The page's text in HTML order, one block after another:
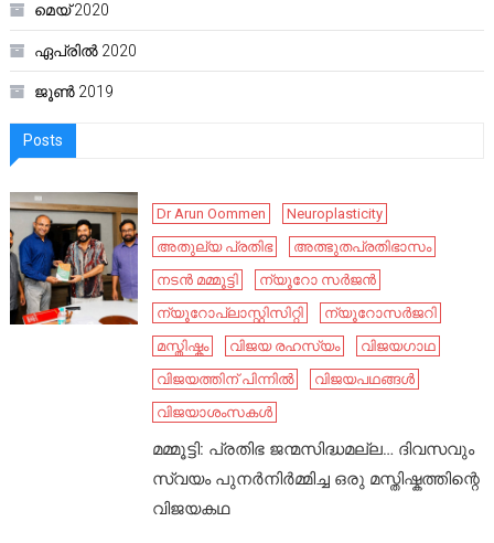
മെയ്‌ 2020
ഏപ്രിൽ 2020
ജൂൺ 2019
Posts
Dr Arun Oommen
Neuroplasticity
അതുല്യ പ്രതിഭ
അത്ഭുതപ്രതിഭാസം
നടൻ മമ്മൂട്ടി
ന്യൂറോ സർജൻ
ന്യൂറോപ്ലാസ്റ്റിസിറ്റി
ന്യൂറോസർജറി
മസ്തിഷ്കം
വിജയ രഹസ്യം
വിജയഗാഥ
വിജയത്തിന് പിന്നിൽ
വിജയപഥങ്ങൾ
വിജയാശംസകൾ
മമ്മൂട്ടി: പ്രതിഭ ജന്മസിദ്ധമല്ല… ദിവസവും
സ്വയം പുനർനിർമ്മിച്ച ഒരു മസ്തിഷ്കത്തിന്റെ
വിജയകഥ